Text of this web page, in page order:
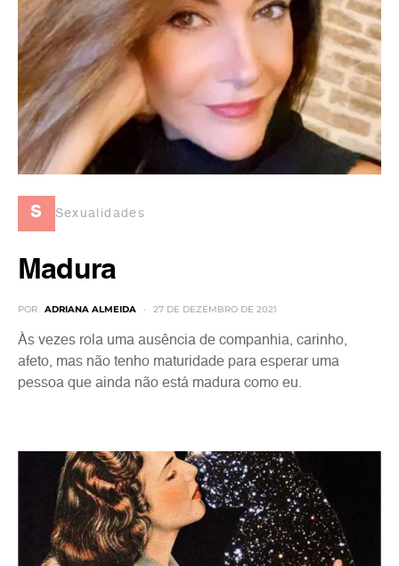
s Sexualidades
Madura
POR ADRIANA ALMEIDA 27 DE DEZEMBRO DE 2021
Às vezes rola uma ausência de companhia, carinho,
afeto, mas não tenho maturidade para esperar uma
pessoa que ainda não está madura como eu.